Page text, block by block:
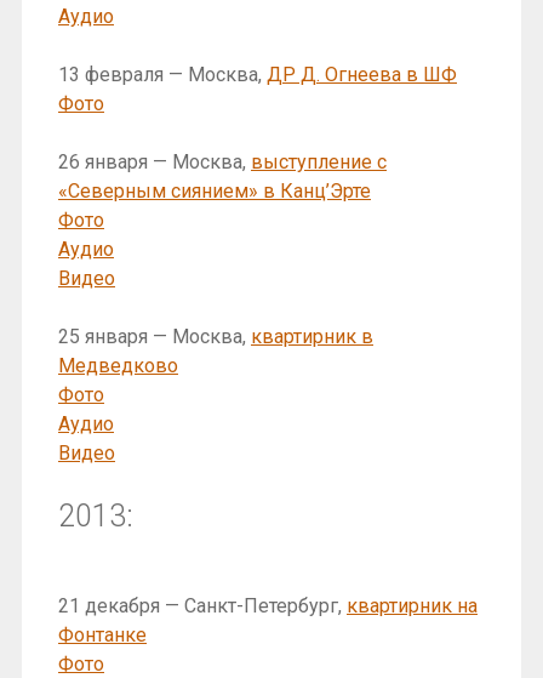
Аудио
13 февраля — Москва, ДР Д. Огнеева в ШФ
Фото
26 января — Москва, выступление с
«Северным сиянием» в Канц’Эрте
Фото
Аудио
Видео
25 января — Москва, квартирник в
Медведково
Фото
Аудио
Видео
2013:
21 декабря — Санкт-Петербург, квартирник на
Фонтанке
Фото